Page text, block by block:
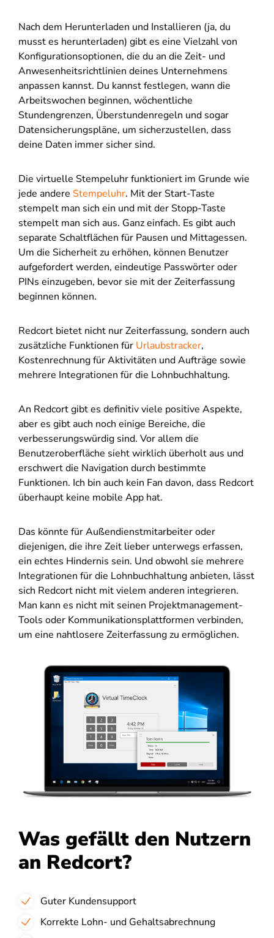
Nach dem Herunterladen und Installieren (ja, du
musst es herunterladen) gibt es eine Vielzahl von
Konfigurationsoptionen, die du an die Zeit- und
Anwesenheitsrichtlinien deines Unternehmens
anpassen kannst. Du kannst festlegen, wann die
Arbeitswochen beginnen, wöchentliche
Stundengrenzen, Überstundenregeln und sogar
Datensicherungspläne, um sicherzustellen, dass
deine Daten immer sicher sind.
Die virtuelle Stempeluhr funktioniert im Grunde wie
jede andere Stempeluhr. Mit der Start-Taste
stempelt man sich ein und mit der Stopp-Taste
stempelt man sich aus. Ganz einfach. Es gibt auch
separate Schaltflächen für Pausen und Mittagessen.
Um die Sicherheit zu erhöhen, können Benutzer
aufgefordert werden, eindeutige Passwörter oder
PINs einzugeben, bevor sie mit der Zeiterfassung
beginnen können.
Redcort bietet nicht nur Zeiterfassung, sondern auch
zusätzliche Funktionen für Urlaubstracker,
Kostenrechnung für Aktivitäten und Aufträge sowie
mehrere Integrationen für die Lohnbuchhaltung.
An Redcort gibt es definitiv viele positive Aspekte,
aber es gibt auch noch einige Bereiche, die
verbesserungswürdig sind. Vor allem die
Benutzeroberfläche sieht wirklich überholt aus und
erschwert die Navigation durch bestimmte
Funktionen. Ich bin auch kein Fan davon, dass Redcort
überhaupt keine mobile App hat.
Das könnte fürAußendienstmitarbeiter oder
diejenigen, die ihre Zeit lieber unterwegs erfassen,
ein echtes Hindernis sein. Und obwohl sie mehrere
Integrationen für die Lohnbuchhaltung anbieten, lässt
sich Redcort nicht mit vielem anderen integrieren.
Man kann es nicht mit seinen Projektmanagement-
Tools oder Kommunikationsplattformen verbinden,
um eine nahtlosere Zeiterfassung zu ermöglichen.
Was gefällt den Nutzern
an Redcort?
Guter Kundensupport
Korrekte Lohn- und Gehaltsabrechnung